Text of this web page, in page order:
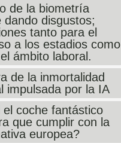
de la biometría
dando disgustos;
tanto para el
a los estadios como
ámbito laboral.
de la inmortalidad
impulsada por la IA
el coche fantástico
que cumplir con la
europea?